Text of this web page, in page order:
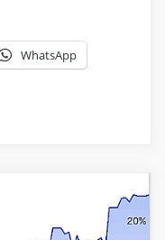
WhatsApp